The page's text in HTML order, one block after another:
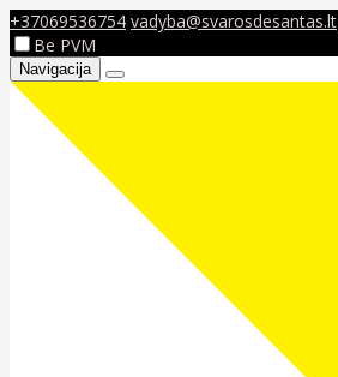
+37069536754 vadyba@svarosdesantas.lt
Be PVM
Navigacija